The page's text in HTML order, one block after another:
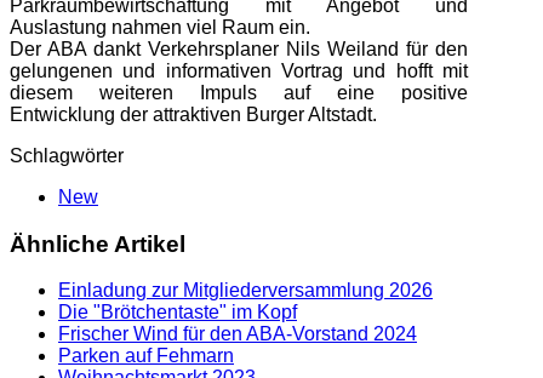
Parkraumbewirtschaftung mit Angebot und
Auslastung nahmen viel Raum ein.
Der ABA dankt Verkehrsplaner Nils Weiland für den
gelungenen und informativen Vortrag und hofft mit
diesem weiteren Impuls auf eine positive
Entwicklung der attraktiven Burger Altstadt.
Schlagwörter
New
Ähnliche Artikel
Einladung zur Mitgliederversammlung 2026
Die "Brötchentaste" im Kopf
Frischer Wind für den ABA-Vorstand 2024
Parken auf Fehmarn